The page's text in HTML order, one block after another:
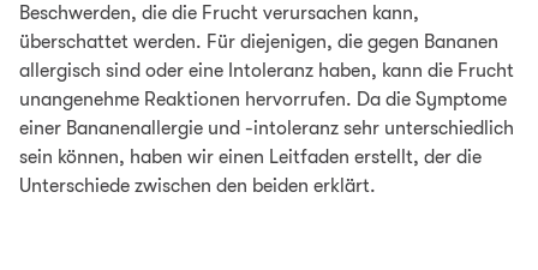
Beschwerden, die die Frucht verursachen kann,
überschattet werden. Für diejenigen, die gegen Bananen
allergisch sind oder eine Intoleranz haben, kann die Frucht
unangenehme Reaktionen hervorrufen. Da die Symptome
einer Bananenallergie und -intoleranz sehr unterschiedlich
sein können, haben wir einen Leitfaden erstellt, der die
Unterschiede zwischen den beiden erklärt.